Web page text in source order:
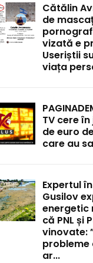
Cătălin
de
vizată e
Useriștii
viața
TV cere
de euro
care au
Expertul
Gusilov
energetic
că PNL și
vinovate:
probleme
ar...